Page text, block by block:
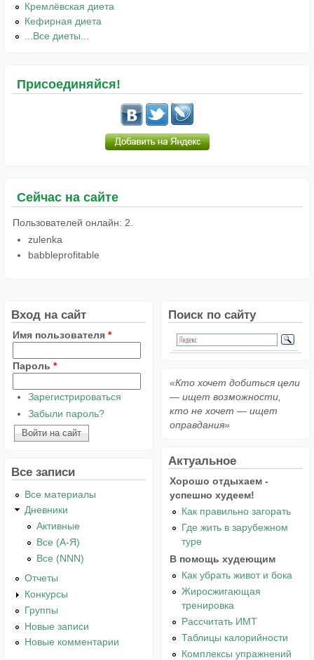
Кремлёвская диета
Кефирная диета
...Все диеты...
Присоединяйся!
Сейчас на сайте
Пользователей онлайн: 2.
zulenka
babbleprofitable
Вход на сайт
Имя пользователя *
Пароль *
Зарегистрироваться
Забыли пароль?
Все записи
Все материалы
Дневники
Активные
Все (А-Я)
Все (NNN)
Отчеты
Конкурсы
Группы
Новые записи
Новые комментарии
Поиск по сайту
«Кто хочет добиться цели
— ищет возможности,
кто не хочет — ищет
оправдания»
Актуальное
Хорошо отдыхаем -
успешно худеем!
Как правильно загорать
Где жить в зарубежном
туре
В помощь худеющим
Как убрать живот и бока
Жиросжигающая
тренировка
Рассчитать ИМТ
Таблицы калорийности
Комплексы упражнений